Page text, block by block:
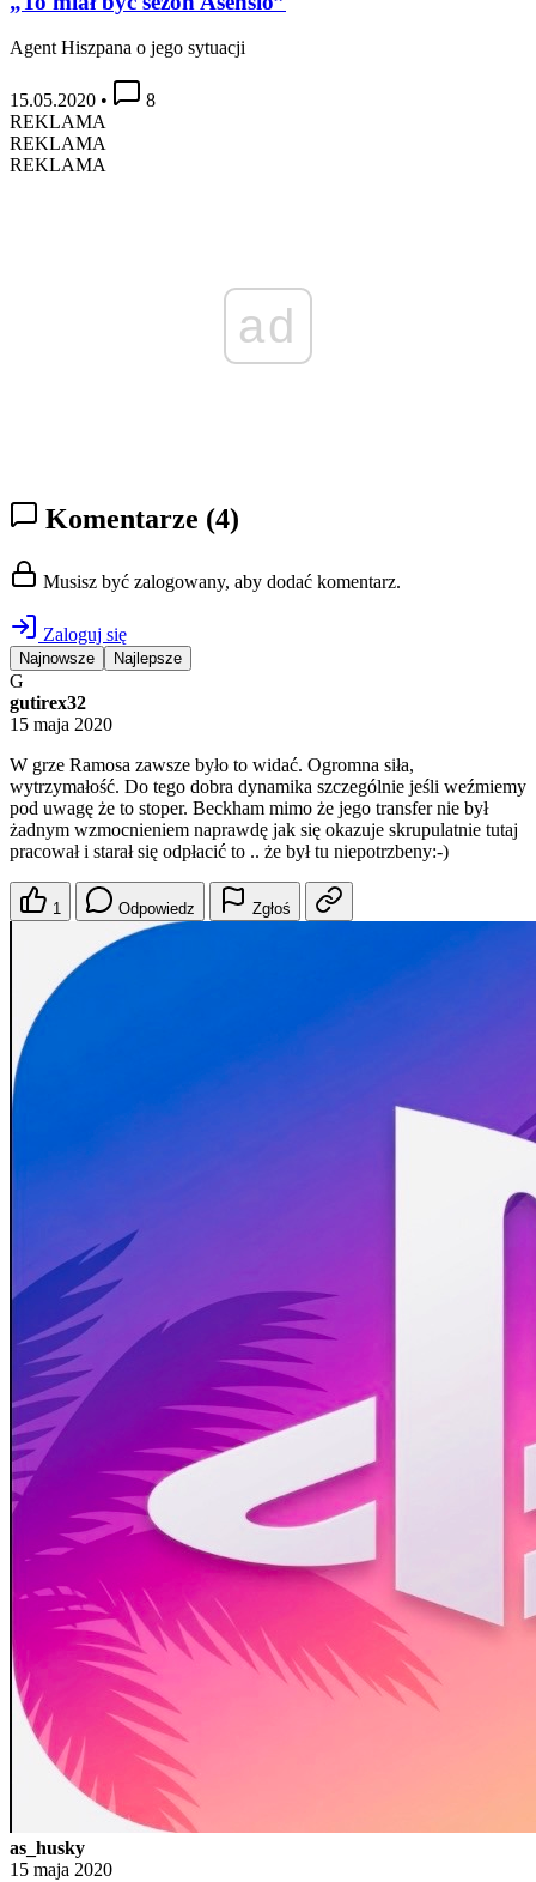
Agent Hiszpana o jego sytuacji
15.05.2020 •
8
REKLAMA
REKLAMA
REKLAMA
ad
Komentarze (4)
Musisz być zalogowany, aby dodać komentarz.
Zaloguj się
Najnowsze Najlepsze
G
gutirex32
15 maja 2020
W grze Ramosa zawsze było to widać. Ogromna siła,
wytrzymałość. Do tego dobra dynamika szczególnie jeśli weźmiemy
pod uwagę że to stoper. Beckham mimo że jego transfer nie był
żadnym wzmocnieniem naprawdę jak się okazuje skrupulatnie tutaj
pracował i starał się odpłacić to .. że był tu niepotrzbeny:-)
1 Odpowiedz Zgłoś
as_husky
15 maja 2020